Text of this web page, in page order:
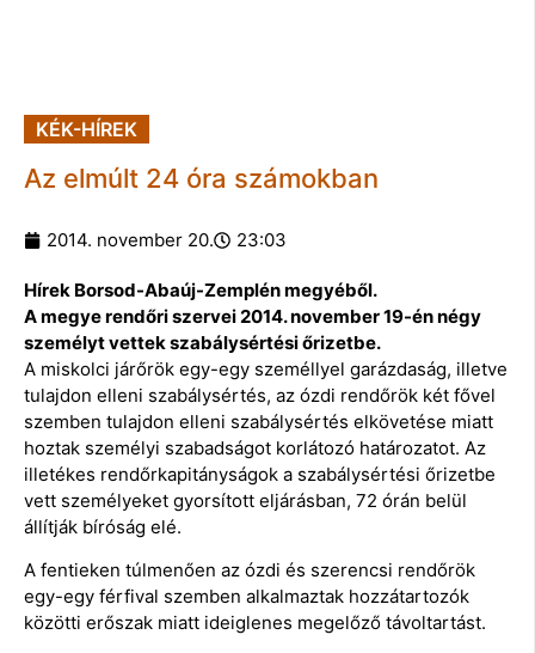
KÉK-HÍREK
Az elmúlt 24 óra számokban
2014. november 20. 23:03
Hírek Borsod-Abaúj-Zemplén megyéből.
A megye rendőri szervei 2014. november 19-én négy
személyt vettek szabálysértési őrizetbe.
A miskolci járőrök egy-egy személlyel garázdaság, illetve
tulajdon elleni szabálysértés, az ózdi rendőrök két fővel
szemben tulajdon elleni szabálysértés elkövetése miatt
hoztak személyi szabadságot korlátozó határozatot. Az
illetékes rendőrkapitányságok a szabálysértési őrizetbe
vett személyeket gyorsított eljárásban, 72 órán belül
állítják bíróság elé.
A fentieken túlmenően az ózdi és szerencsi rendőrök
egy-egy férfival szemben alkalmaztak hozzátartozók
közötti erőszak miatt ideiglenes megelőző távoltartást.